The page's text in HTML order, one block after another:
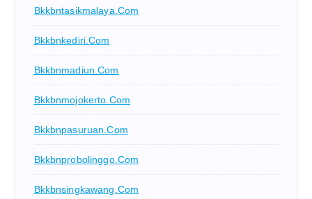
Bkkbntasikmalaya.com
Bkkbnkediri.com
Bkkbnmadiun.com
Bkkbnmojokerto.com
Bkkbnpasuruan.com
Bkkbnprobolinggo.com
Bkkbnsingkawang.com